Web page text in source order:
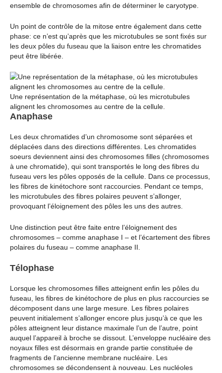
ensemble de chromosomes afin de déterminer le caryotype.
Un point de contrôle de la mitose entre également dans cette
phase: ce n’est qu’après que les microtubules se sont fixés sur
les deux pôles du fuseau que la liaison entre les chromatides
peut être libérée.
Une représentation de la métaphase, où les microtubules
alignent les chromosomes au centre de la cellule.
Anaphase
Les deux chromatides d’un chromosome sont séparées et
déplacées dans des directions différentes. Les chromatides
soeurs deviennent ainsi des chromosomes filles (chromosomes
à une chromatide), qui sont transportés le long des fibres du
fuseau vers les pôles opposés de la cellule. Dans ce processus,
les fibres de kinétochore sont raccourcies. Pendant ce temps,
les microtubules des fibres polaires peuvent s’allonger,
provoquant l’éloignement des pôles les uns des autres.
Une distinction peut être faite entre l’éloignement des
chromosomes – comme anaphase I – et l’écartement des fibres
polaires du fuseau – comme anaphase II.
Télophase
Lorsque les chromosomes filles atteignent enfin les pôles du
fuseau, les fibres de kinétochore de plus en plus raccourcies se
décomposent dans une large mesure. Les fibres polaires
peuvent initialement s’allonger encore plus jusqu’à ce que les
pôles atteignent leur distance maximale l’un de l’autre, point
auquel l’appareil à broche se dissout. L’enveloppe nucléaire des
noyaux filles est désormais en grande partie constituée de
fragments de l’ancienne membrane nucléaire. Les
chromosomes se décondensent à nouveau. Les nucléoles